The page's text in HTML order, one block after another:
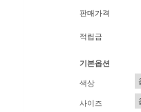
판매가격
적립금
기본옵션
색상
사이즈